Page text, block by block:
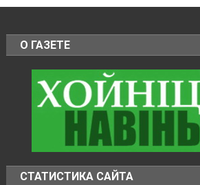
О ГАЗЕТЕ
СТАТИСТИКА САЙТА